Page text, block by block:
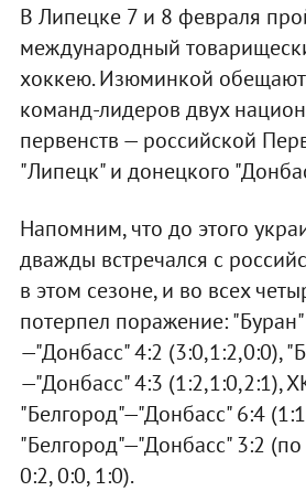
В Липецке 7 и 8 февраля
международный
хоккею. Изюминкой обещают
команд-лидеров двух
первенств — российской
"Липецк" и донецкого
Напомним, что до этого
дважды встречался с
в этом сезоне, и во всех
потерпел поражение:
—"Донбасс" 4:2 (3:0,1:2,0:0),
—"Донбасс" 4:3 (1:2,1:0,2:1),
"Белгород"—"Донбасс" 6:4
"Белгород"—"Донбасс" 3:2
0:2, 0:0, 1:0).